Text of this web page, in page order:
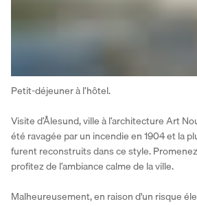
Petit-déjeuner à l’hôtel.
Visite d’Ålesund, ville à l’architecture Art
été ravagée par un incendie en 1904 et la
furent reconstruits dans ce style.
profitez de l’ambiance calme de la ville.
Malheureusement, en raison d'un risque